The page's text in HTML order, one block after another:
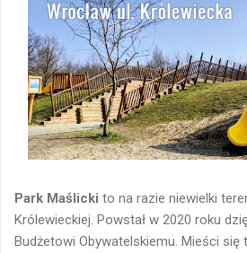
inni elementami 😊 Super jest to że
wiekowej 👍 Dla maluszków
pisaku i domkiem👶 Starszaki mogą
wysokim małpim gaju 🐒 Wyświetl...
Park Maślicki to na razie niewielki
Królewieckiej. Powstał w 2020 roku
Budżetowi Obywatelskiemu. Mieści